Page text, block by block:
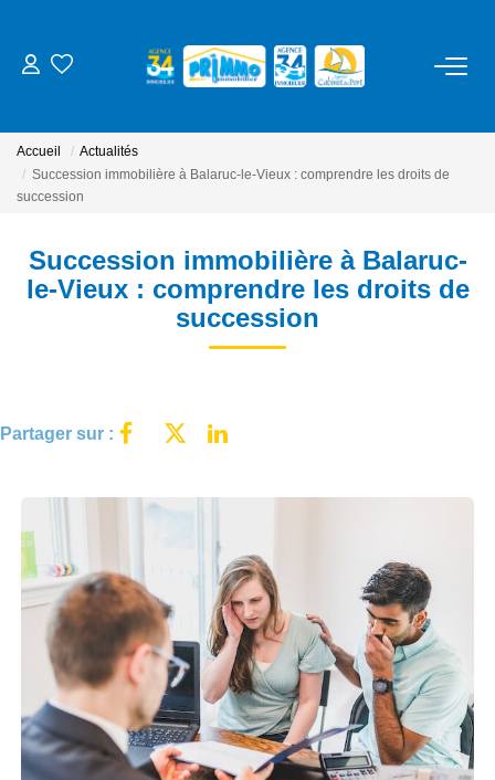
LOUER
NOS SERVICES
Location Cure / Vacances
Qui Sommes Nous
Notre Équipe
Nos Actualités
Avis Clients
CONTACT
Accueil
Actualités
Succession immobilière à Balaruc-le-Vieux : comprendre les droits de
succession
Succession immobilière à Balaruc-
le-Vieux : comprendre les droits de
succession
Partager sur :